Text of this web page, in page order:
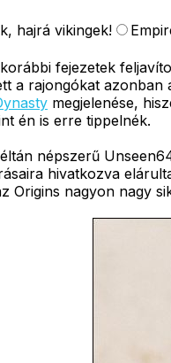
hajrá vikingek!
fejezetek
a rajongókat
megjelenése,
én is erre tippelnék.
népszerű
hivatkozva
Origins nagyon nagy